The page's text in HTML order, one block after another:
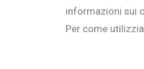
informazioni sui
Per come